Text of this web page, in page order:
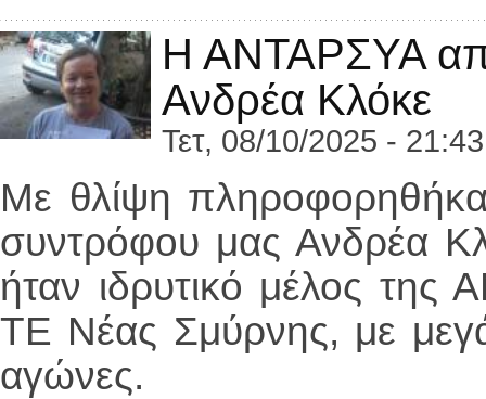
Η ΑΝΤΑΡΣΥΑ
Ανδρέα Κλόκε
Τετ, 08/10/2025 - 21:43
Με θλίψη
συντρόφου μας Ανδρέα
ήταν ιδρυτικό μέλος
ΤΕ Νέας Σμύρνης, με
αγώνες.